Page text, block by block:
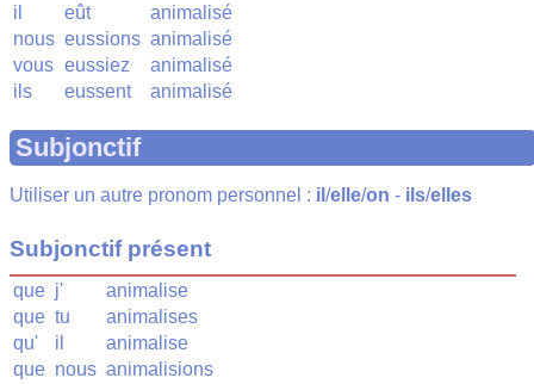
il
eût
animalisé
nous eussions animalisé
vous eussiez
animalisé
ils
eussent animalisé
Subjonctif
Utiliser un autre pronom personnel : il /elle/on - ils/elles
Subjonctif présent
que j'
animalise
que tu
animalises
qu'
il
animalise
que nous animalisions